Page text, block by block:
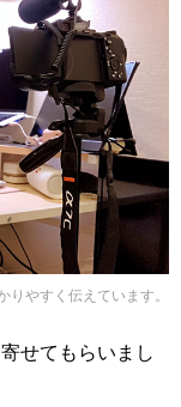
やすく伝えています。
せてもらいまし